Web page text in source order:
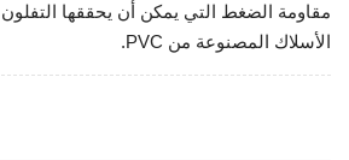
مقاومة الضغط التي يمكن أن يحققها
الأسلاك المصنوعة من PVC.